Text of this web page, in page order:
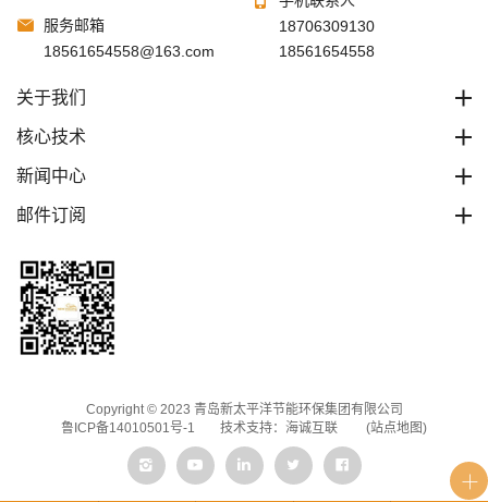
服务邮箱
18561654558@163.com
18706309130
18561654558
关于我们
核心技术
新闻中心
邮件订阅
Copyright © 2023 青岛新太平洋节能环保集团有限公司
鲁ICP备14010501号-1
技术支持：海诚互联 (站点地图)